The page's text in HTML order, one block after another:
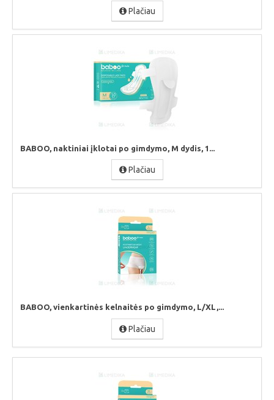
Plačiau
BABOO, naktiniai įklotai po gimdymo, M dydis, 1...
Plačiau
BABOO, vienkartinės kelnaitės po gimdymo, L/XL,...
Plačiau